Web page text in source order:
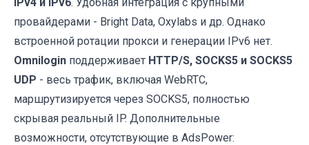
провайдерами - Bright Data, Oxylabs и др. Однако
встроенной ротации прокси и генерации IPv6 нет.
Omnilogin поддерживает HTTP/S, SOCKS5 и SOCKS5
UDP - весь трафик, включая WebRTC,
маршрутизируется через SOCKS5, полностью
скрывая реальный IP. Дополнительные
возможности, отсутствующие в AdsPower: